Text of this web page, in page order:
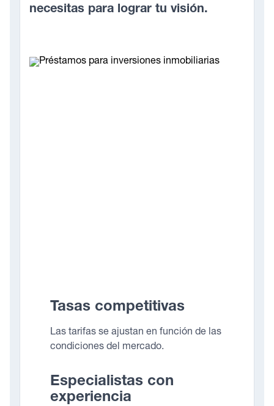
necesitas para lograr tu visión.
Tasas competitivas
Las tarifas se ajustan en función de las
condiciones del mercado.
Especialistas con
experiencia